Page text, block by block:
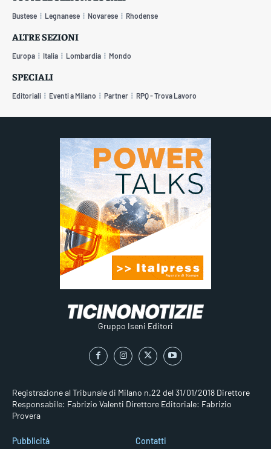
Bustese Legnanese Novarese Rhodense
ALTRE SEZIONI
Europa Italia Lombardia Mondo
SPECIALI
Editoriali Eventi a Milano Partner RPQ - Trova Lavoro
Gruppo Iseni Editori
Registrazione al Tribunale di Milano n.22 del 31/01/2018 Direttore
Responsabile: Fabrizio Valenti Direttore Editoriale: Fabrizio
Provera
Pubblicità Contatti